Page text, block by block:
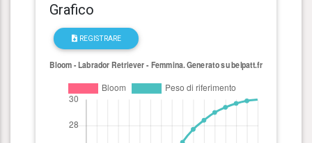
Grafico
REGISTRARE